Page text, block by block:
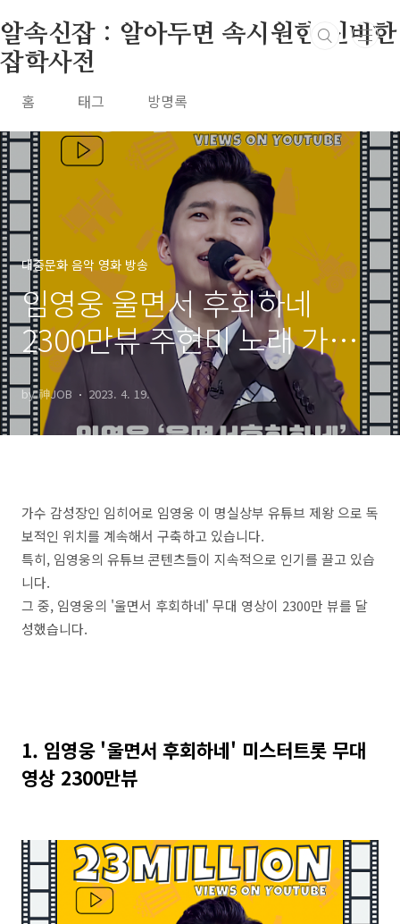
알속신잡 : 알아두면 속시원한 신비한
잡학사전
홈 태그 방명록
대중문화 음악 영화 방송
임영웅 울면서 후회하네
2300만뷰 주현미 노래 가사
뮤비 영어가사 번역 곡설명
by 神JOB 2023. 4. 19.
가수 감성장인 임히어로 임영웅 이 명실상부 유튜브 제왕 으로 독
보적인 위치를 계속해서 구축하고 있습니다.
특히, 임영웅의 유튜브 콘텐츠들이 지속적으로 인기를 끌고 있습
니다.
그 중, 임영웅의 '울면서 후회하네' 무대 영상이 2300만 뷰를 달
성했습니다.
1. 임영웅 '울면서 후회하네' 미스터트롯 무대
영상 2300만뷰